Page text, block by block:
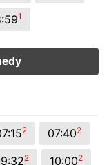
1
2 07:402
2 10:002